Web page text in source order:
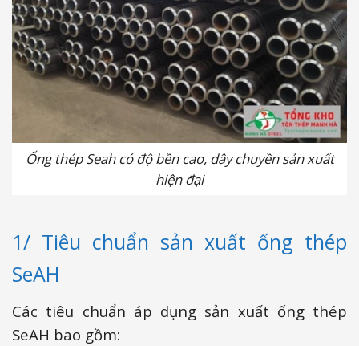
Ống thép Seah có độ bền cao, dây chuyền sản xuất
hiện đại
1/ Tiêu chuẩn sản xuất ống thép
SeAH
Các tiêu chuẩn áp dụng sản xuất ống thép
SeAH bao gồm: